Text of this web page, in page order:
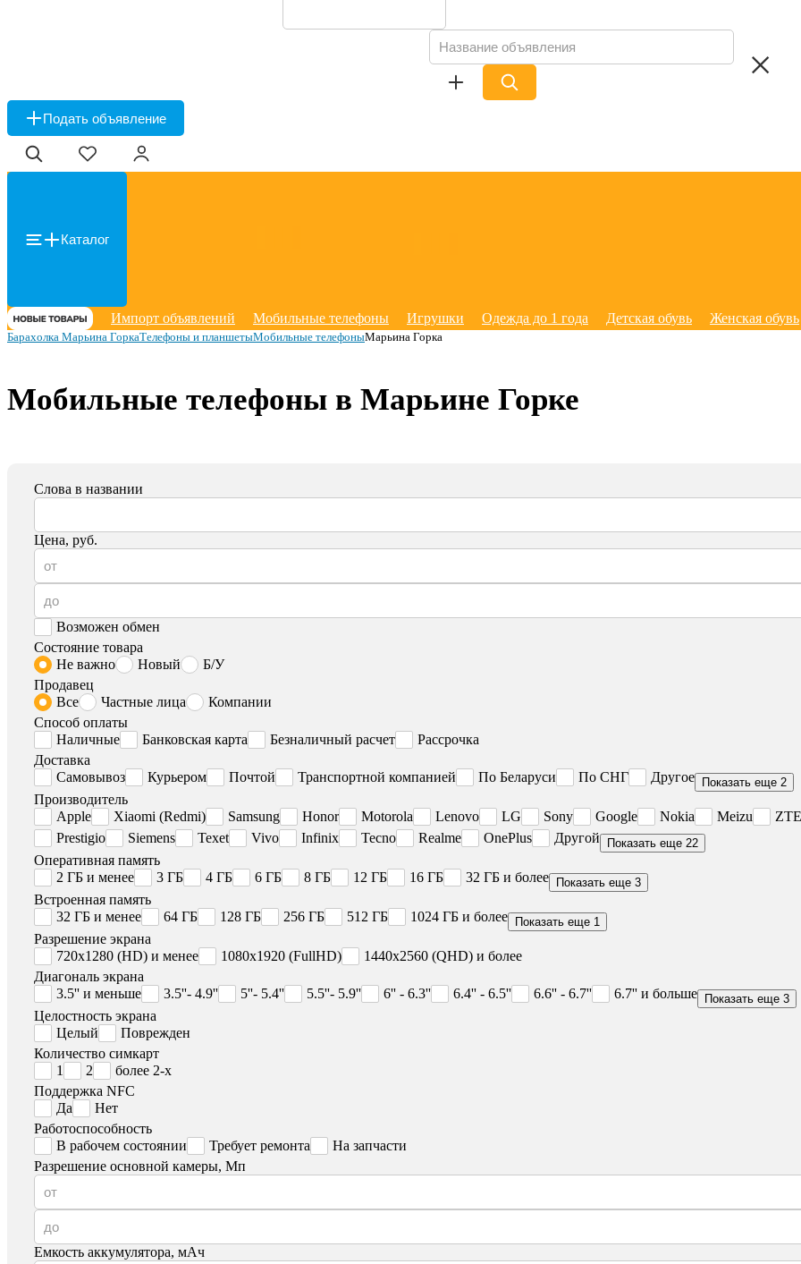
Подать объявление
Каталог
Импорт объявлений Мобильные телефоны Игрушки Одежда до 1 года Детская обувь Женская обувь
Барахолка Марьина ГоркаТелефоны и планшетыМобильные телефоныМарьина Горка
Мобильные телефоны в Марьине Горке
Слова в названии
Цена, руб.
Возможен обмен
Состояние товара
Не важно
Новый
Б/У
Продавец
Все
Частные лица
Компании
Способ оплаты
Наличные
Банковская карта Безналичный расчет
Рассрочка
Доставка
Самовывоз
Курьером Почтой Транспортной компанией По Беларуси По СНГ Другое Показать еще 2
Производитель
Apple
Xiaomi (Redmi) Samsung Honor Motorola Lenovo LG Sony Google Nokia Meizu ZTE
Prestigio
Siemens Texet Vivo Infinix Tecno Realme OnePlus Другой Показать еще 22
Оперативная память
2 ГБ и менее
3 ГБ 4 ГБ 6 ГБ 8 ГБ 12 ГБ 16 ГБ 32 ГБ и более Показать еще 3
Встроенная память
32 ГБ и менее
64 ГБ 128 ГБ 256 ГБ 512 ГБ 1024 ГБ и более Показать еще 1
Разрешение экрана
720x1280 (HD) и менее
1080x1920 (FullHD)
1440x2560 (QHD) и более
Диагональ экрана
3.5'' и меньше
3.5''- 4.9'' 5''- 5.4'' 5.5''- 5.9'' 6'' - 6.3'' 6.4'' - 6.5'' 6.6'' - 6.7'' 6.7'' и больше Показать еще 3
Целостность экрана
Целый
Поврежден
Количество симкарт
1
2
более 2-х
Поддержка NFC
Да
Нет
Работоспособность
В рабочем состоянии
Требует ремонта
На запчасти
Разрешение основной камеры, Мп
Емкость аккумулятора, мАч